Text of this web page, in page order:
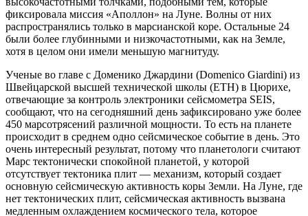
фиксировала миссия «Аполлон» на Луне. Волны от них
распространялись только в марсианской коре. Остальные 24
были более глубинными и низкочастотными, как на Земле,
хотя в целом они имели меньшую магнитуду.
Ученые во главе с Доменико Джардини (Domenico Giardini) из
Швейцарской высшей технической школы (ETH) в Цюрихе,
отвечающие за контроль электроники сейсмометра SEIS,
сообщают, что на сегодняшний день зафиксировано уже более
450 марсотрясений различной мощности. То есть на планете
происходит в среднем одно сейсмическое событие в день. Это
очень интересный результат, потому что планетологи считают
Марс тектонически спокойной планетой, у которой
отсутствует тектоника плит — механизм, который создает
основную сейсмическую активность коры Земли. На Луне, где
нет тектонических плит, сейсмическая активность вызвана
медленным охлаждением космического тела, которое